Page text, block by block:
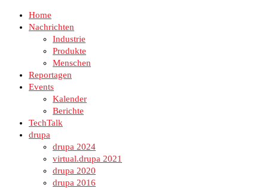
Home
Nachrichten
Industrie
Produkte
Menschen
Reportagen
Events
Kalender
Berichte
TechTalk
drupa
drupa 2024
virtual.drupa 2021
drupa 2020
drupa 2016